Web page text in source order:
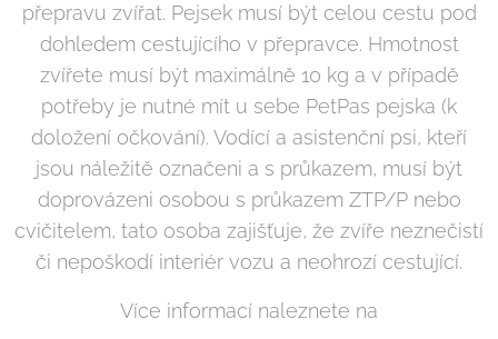
přepravu zvířat. Pejsek musí být celou cestu pod
dohledem cestujícího v přepravce. Hmotnost
zvířete musí být maximálně 10 kg a v případě
potřeby je nutné mít u sebe PetPas pejska (k
doložení očkování). Vodící a asistenční psi, kteří
jsou náležitě označeni a s průkazem, musí být
doprovázeni osobou s průkazem ZTP/P nebo
cvičitelem, tato osoba zajišťuje, že zvíře neznečistí
či nepoškodí interiér vozu a neohrozí cestující.
Více informací naleznete na